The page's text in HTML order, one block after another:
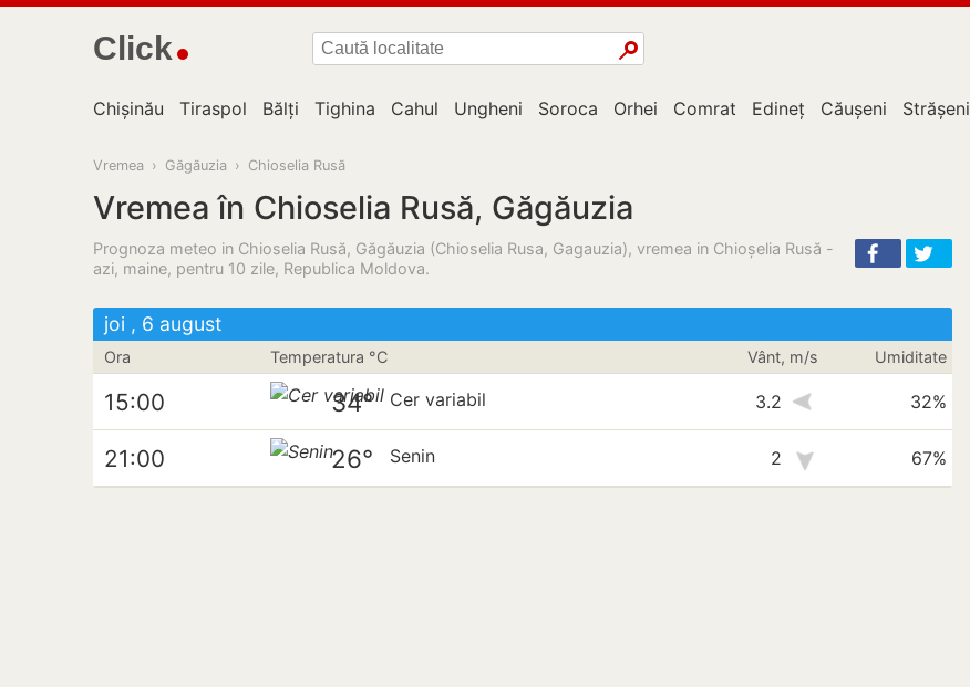
Click
Chișinău Tiraspol Bălți Tighina Cahul Ungheni Soroca Orhei Comrat Edineț Căușeni Strășeni
Vremea › Găgăuzia › Chioselia Rusă
Vremea în Chioselia Rusă, Găgăuzia
Prognoza meteo in Chioselia Rusă, Găgăuzia (Chioselia Rusa, Gagauzia), vremea in Chioşelia Rusă -
azi, maine, pentru 10 zile, Republica Moldova.
joi , 6 august
Ora Temperatura °C Vânt, m/s Umiditate
15:00 34° Cer variabil 3.2 32%
21:00 26° Senin 2 67%